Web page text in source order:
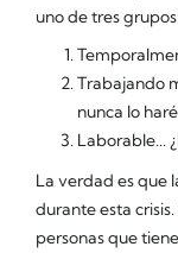
uno de tres
Trabajando
nunca lo
Laborable...
La verdad es que
durante esta
personas que